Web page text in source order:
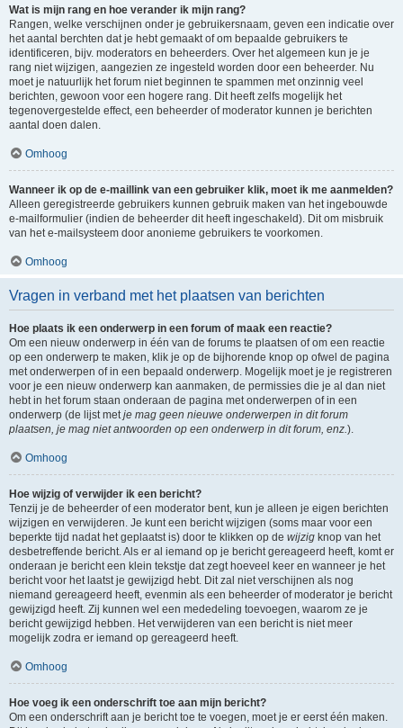
Wat is mijn rang en hoe verander ik mijn rang?
Rangen, welke verschijnen onder je gebruikersnaam, geven een indicatie over
het aantal berchten dat je hebt gemaakt of om bepaalde gebruikers te
identificeren, bijv. moderators en beheerders. Over het algemeen kun je je
rang niet wijzigen, aangezien ze ingesteld worden door een beheerder. Nu
moet je natuurlijk het forum niet beginnen te spammen met onzinnig veel
berichten, gewoon voor een hogere rang. Dit heeft zelfs mogelijk het
tegenovergestelde effect, een beheerder of moderator kunnen je berichten
aantal doen dalen.
Omhoog
Wanneer ik op de e-maillink van een gebruiker klik, moet ik me aanmelden?
Alleen geregistreerde gebruikers kunnen gebruik maken van het ingebouwde
e-mailformulier (indien de beheerder dit heeft ingeschakeld). Dit om misbruik
van het e-mailsysteem door anonieme gebruikers te voorkomen.
Omhoog
Vragen in verband met het plaatsen van berichten
Hoe plaats ik een onderwerp in een forum of maak een reactie?
Om een nieuw onderwerp in één van de forums te plaatsen of om een reactie
op een onderwerp te maken, klik je op de bijhorende knop op ofwel de pagina
met onderwerpen of in een bepaald onderwerp. Mogelijk moet je je registreren
voor je een nieuw onderwerp kan aanmaken, de permissies die je al dan niet
hebt in het forum staan onderaan de pagina met onderwerpen of in een
onderwerp (de lijst metje mag geen nieuwe onderwerpen in dit forum
plaatsen, je mag niet antwoorden op een onderwerp in dit forum, enz.).
Omhoog
Hoe wijzig of verwijder ik een bericht?
Tenzij je de beheerder of een moderator bent, kun je alleen je eigen berichten
wijzigen en verwijderen. Je kunt een bericht wijzigen (soms maar voor een
beperkte tijd nadat het geplaatst is) door te klikken op de wijzig knop van het
desbetreffende bericht. Als er al iemand op je bericht gereageerd heeft, komt er
onderaan je bericht een klein tekstje dat zegt hoeveel keer en wanneer je het
bericht voor het laatst je gewijzigd hebt. Dit zal niet verschijnen als nog
niemand gereageerd heeft, evenmin als een beheerder of moderator je bericht
gewijzigd heeft. Zij kunnen wel een mededeling toevoegen, waarom ze je
bericht gewijzigd hebben. Het verwijderen van een bericht is niet meer
mogelijk zodra er iemand op gereageerd heeft.
Omhoog
Hoe voeg ik een onderschrift toe aan mijn bericht?
Om een onderschrift aan je bericht toe te voegen, moet je er eerst één maken.